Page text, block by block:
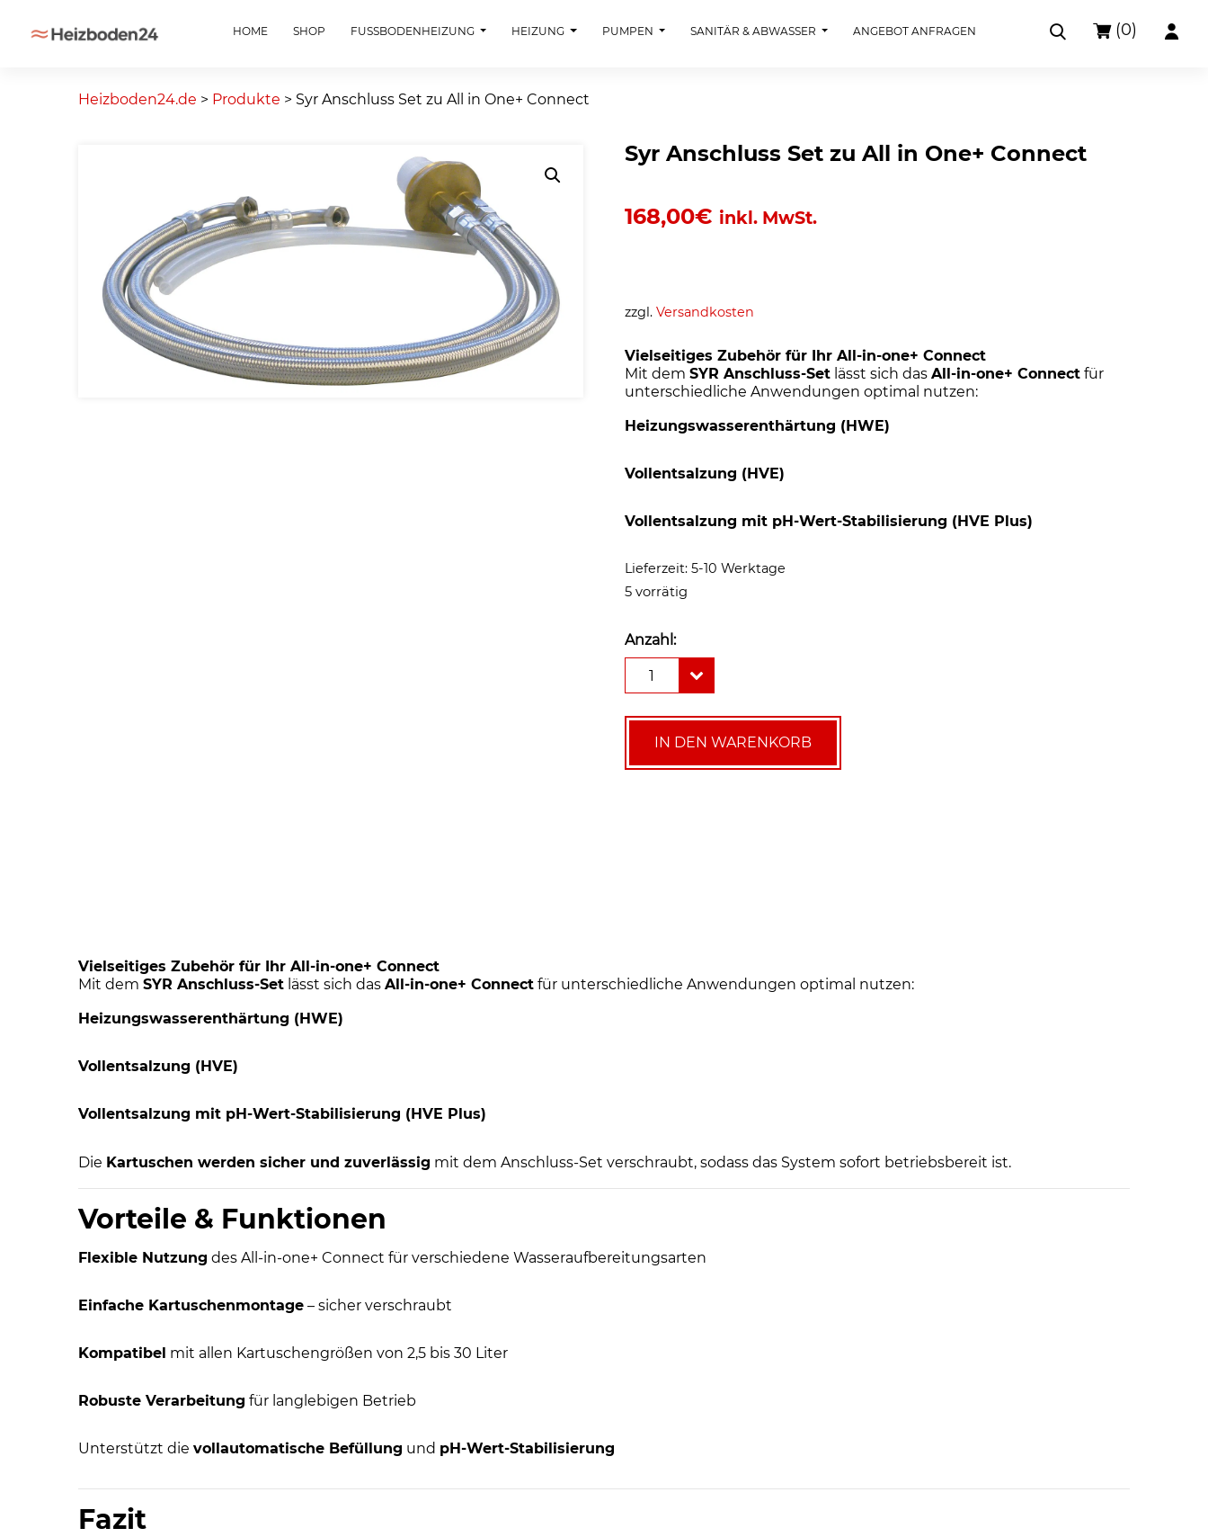
HOME SHOP FUSSBODENHEIZUNG HEIZUNG PUMPEN SANITÄR & ABWASSER ANGEBOT ANFRAGEN (0)
Heizboden24.de > Produkte > Syr Anschluss Set zu All in One+ Connect
Syr Anschluss Set zu All in One+ Connect
168,00€ inkl. MwSt.
zzgl.Versandkosten
Vielseitiges Zubehör für Ihr All-in-one+ Connect
Mit demSYR Anschluss-Set lässt sich dasAll-in-one+ Connect für
unterschiedliche Anwendungen optimal nutzen:
Heizungswasserenthärtung (HWE)
Vollentsalzung (HVE)
Vollentsalzung mit pH-Wert-Stabilisierung (HVE Plus)
Lieferzeit:5-10 Werktage
5 vorrätig
Anzahl:
Anschluss
zu
One+
1
IN DEN WARENKORB
Vielseitiges Zubehör für Ihr All-in-one+ Connect
Mit dem SYR Anschluss-Set lässt sich das All-in-one+ Connect für unterschiedliche Anwendungen optimal nutzen:
Heizungswasserenthärtung (HWE)
Vollentsalzung (HVE)
Vollentsalzung mit pH-Wert-Stabilisierung (HVE Plus)
Die Kartuschen werden sicher und zuverlässig mit dem Anschluss-Set verschraubt, sodass das System sofort betriebsbereit ist.
Vorteile & Funktionen
Flexible Nutzung des All-in-one+ Connect für verschiedene Wasseraufbereitungsarten
Einfache Kartuschenmontage – sicher verschraubt
Kompatibel mit allen Kartuschengrößen von 2,5 bis 30 Liter
Robuste Verarbeitung für langlebigen Betrieb
Unterstützt die vollautomatische Befüllung und pH-Wert-Stabilisierung
Fazit